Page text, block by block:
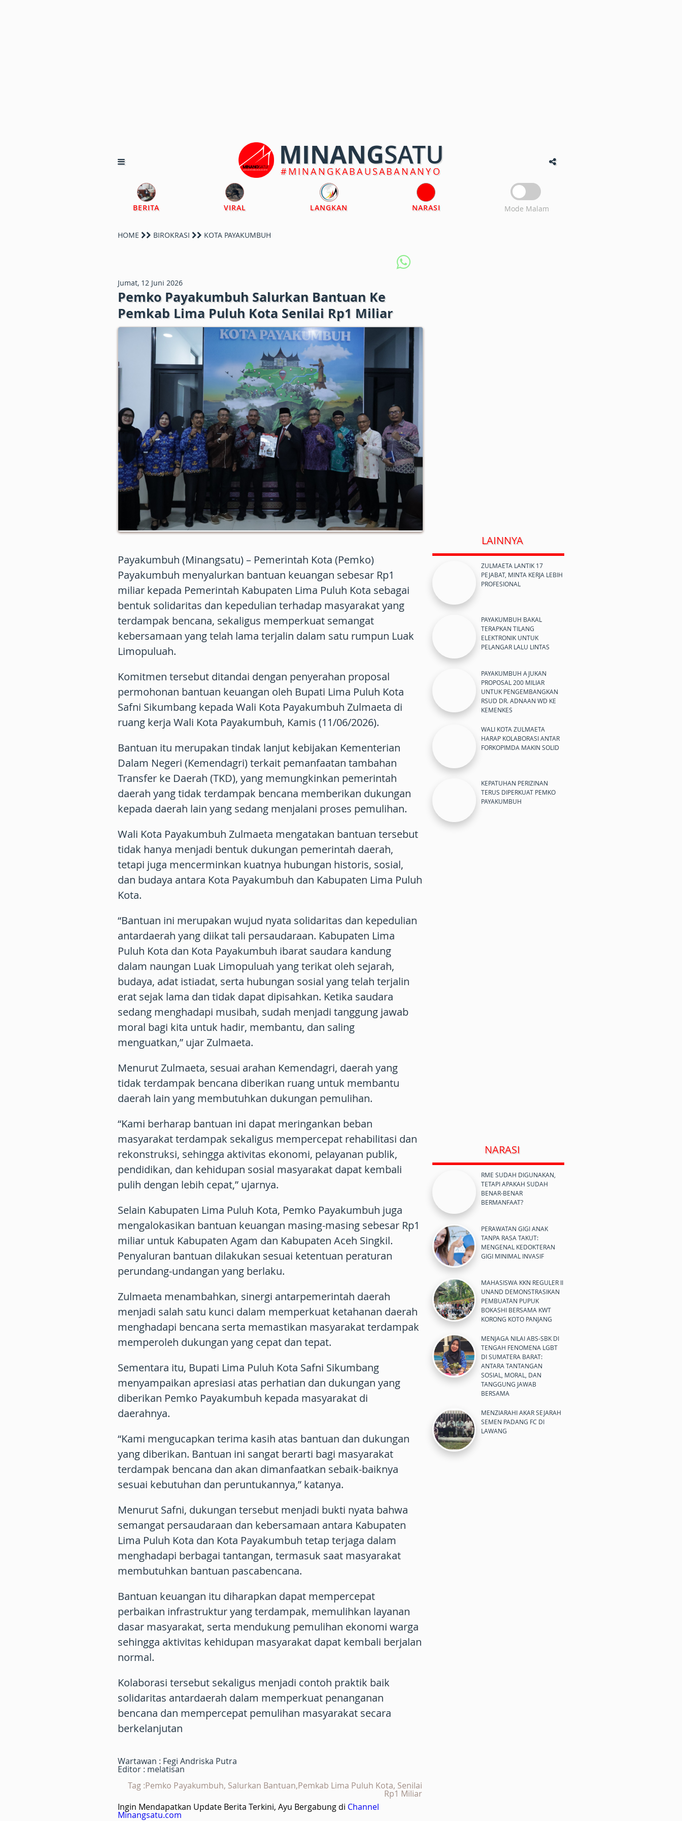
MINANGSATU
#MINANGKABAUSABANANYO
BERITA VIRAL LANGKAN NARASI Mode Malam
HOME BIROKRASI KOTA PAYAKUMBUH
Jumat, 12 Juni 2026
Pemko Payakumbuh Salurkan Bantuan Ke
Pemkab Lima Puluh Kota Senilai Rp1 Miliar
Payakumbuh (Minangsatu) – Pemerintah Kota (Pemko)
Payakumbuh menyalurkan bantuan keuangan sebesar Rp1
miliar kepada Pemerintah Kabupaten Lima Puluh Kota sebagai
bentuk solidaritas dan kepedulian terhadap masyarakat yang
terdampak bencana, sekaligus memperkuat semangat
kebersamaan yang telah lama terjalin dalam satu rumpun Luak
Limopuluah.
Komitmen tersebut ditandai dengan penyerahan proposal
permohonan bantuan keuangan oleh Bupati Lima Puluh Kota
Safni Sikumbang kepada Wali Kota Payakumbuh Zulmaeta di
ruang kerja Wali Kota Payakumbuh, Kamis (11/06/2026).
Bantuan itu merupakan tindak lanjut kebijakan Kementerian
Dalam Negeri (Kemendagri) terkait pemanfaatan tambahan
Transfer ke Daerah (TKD), yang memungkinkan pemerintah
daerah yang tidak terdampak bencana memberikan dukungan
kepada daerah lain yang sedang menjalani proses pemulihan.
Wali Kota Payakumbuh Zulmaeta mengatakan bantuan tersebut
tidak hanya menjadi bentuk dukungan pemerintah daerah,
tetapi juga mencerminkan kuatnya hubungan historis, sosial,
dan budaya antara Kota Payakumbuh dan Kabupaten Lima Puluh
Kota.
“Bantuan ini merupakan wujud nyata solidaritas dan kepedulian
antardaerah yang diikat tali persaudaraan. Kabupaten Lima
Puluh Kota dan Kota Payakumbuh ibarat saudara kandung
dalam naungan Luak Limopuluah yang terikat oleh sejarah,
budaya, adat istiadat, serta hubungan sosial yang telah terjalin
erat sejak lama dan tidak dapat dipisahkan. Ketika saudara
sedang menghadapi musibah, sudah menjadi tanggung jawab
moral bagi kita untuk hadir, membantu, dan saling
menguatkan,” ujar Zulmaeta.
Menurut Zulmaeta, sesuai arahan Kemendagri, daerah yang
tidak terdampak bencana diberikan ruang untuk membantu
daerah lain yang membutuhkan dukungan pemulihan.
“Kami berharap bantuan ini dapat meringankan beban
masyarakat terdampak sekaligus mempercepat rehabilitasi dan
rekonstruksi, sehingga aktivitas ekonomi, pelayanan publik,
pendidikan, dan kehidupan sosial masyarakat dapat kembali
pulih dengan lebih cepat,” ujarnya.
Selain Kabupaten Lima Puluh Kota, Pemko Payakumbuh juga
mengalokasikan bantuan keuangan masing-masing sebesar Rp1
miliar untuk Kabupaten Agam dan Kabupaten Aceh Singkil.
Penyaluran bantuan dilakukan sesuai ketentuan peraturan
perundang-undangan yang berlaku.
Zulmaeta menambahkan, sinergi antarpemerintah daerah
menjadi salah satu kunci dalam memperkuat ketahanan daerah
menghadapi bencana serta memastikan masyarakat terdampak
memperoleh dukungan yang cepat dan tepat.
Sementara itu, Bupati Lima Puluh Kota Safni Sikumbang
menyampaikan apresiasi atas perhatian dan dukungan yang
diberikan Pemko Payakumbuh kepada masyarakat di
daerahnya.
“Kami mengucapkan terima kasih atas bantuan dan dukungan
yang diberikan. Bantuan ini sangat berarti bagi masyarakat
terdampak bencana dan akan dimanfaatkan sebaik-baiknya
sesuai kebutuhan dan peruntukannya,” katanya.
Menurut Safni, dukungan tersebut menjadi bukti nyata bahwa
semangat persaudaraan dan kebersamaan antara Kabupaten
Lima Puluh Kota dan Kota Payakumbuh tetap terjaga dalam
menghadapi berbagai tantangan, termasuk saat masyarakat
membutuhkan bantuan pascabencana.
Bantuan keuangan itu diharapkan dapat mempercepat
perbaikan infrastruktur yang terdampak, memulihkan layanan
dasar masyarakat, serta mendukung pemulihan ekonomi warga
sehingga aktivitas kehidupan masyarakat dapat kembali berjalan
normal.
Kolaborasi tersebut sekaligus menjadi contoh praktik baik
solidaritas antardaerah dalam memperkuat penanganan
bencana dan mempercepat pemulihan masyarakat secara
berkelanjutan
Wartawan : Fegi Andriska Putra
Editor : melatisan
Tag :Pemko Payakumbuh, Salurkan Bantuan,Pemkab Lima Puluh Kota, Senilai
Rp1 Miliar
Ingin Mendapatkan Update Berita Terkini, Ayu Bergabung di Channel
Minangsatu.com
LAINNYA
ZULMAETA LANTIK 17
PEJABAT, MINTA KERJA LEBIH
PROFESIONAL
PAYAKUMBUH BAKAL
TERAPKAN TILANG
ELEKTRONIK UNTUK
PELANGAR LALU LINTAS
PAYAKUMBUH AJUKAN
PROPOSAL 200 MILIAR
UNTUK PENGEMBANGKAN
RSUD DR. ADNAAN WD KE
KEMENKES
WALI KOTA ZULMAETA
HARAP KOLABORASI ANTAR
FORKOPIMDA MAKIN SOLID
KEPATUHAN PERIZINAN
TERUS DIPERKUAT PEMKO
PAYAKUMBUH
NARASI
RME SUDAH DIGUNAKAN,
TETAPI APAKAH SUDAH
BENAR-BENAR
BERMANFAAT?
PERAWATAN GIGI ANAK
TANPA RASA TAKUT:
MENGENAL KEDOKTERAN
GIGI MINIMAL INVASIF
MAHASISWA KKN REGULER II
UNAND DEMONSTRASIKAN
PEMBUATAN PUPUK
BOKASHI BERSAMA KWT
KORONG KOTO PANJANG
MENJAGA NILAI ABS-SBK DI
TENGAH FENOMENA LGBT
DI SUMATERA BARAT:
ANTARA TANTANGAN
SOSIAL, MORAL, DAN
TANGGUNG JAWAB
BERSAMA
MENZIARAHI AKAR SEJARAH
SEMEN PADANG FC DI
LAWANG